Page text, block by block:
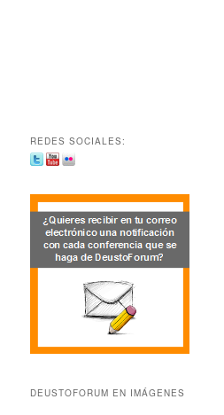
REDES SOCIALES:
DEUSTOFORUM EN IMÁGENES